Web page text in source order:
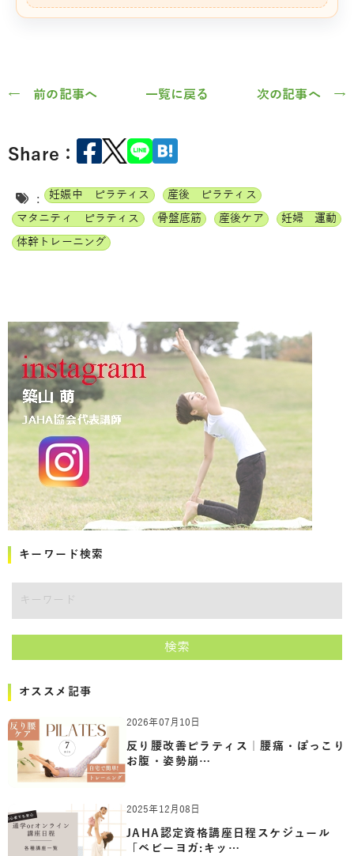
← 前の記事へ 一覧に戻る 次の記事へ →
Share：
: 妊娠中 ピラティス
産後 ピラティス
マタニティ ピラティス
骨盤底筋 産後ケア
妊婦 運動
体幹トレーニング
キーワード検索
検索
オススメ記事
2026年07月10日
反り腰改善ピラティス｜腰痛・ぽっこり
お腹・姿勢崩…
2025年12月08日
JAHA認定資格講座日程スケジュール
「ベビーヨガ:キッ…